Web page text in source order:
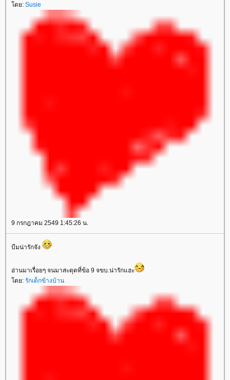
ดย: Susie
9 กรกฎาคม 2549 1:45:26 น.
บีมน่ารักจัง
อ่านมาเรื่อยๆ จนมาสะดุดที่ข้อ 9 จขบ.น่ารักแฮะ
ดย: รักเด็กข้างบ้าน